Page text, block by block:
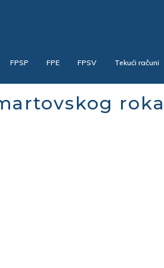
FPSP FPE FPSV Tekući računi